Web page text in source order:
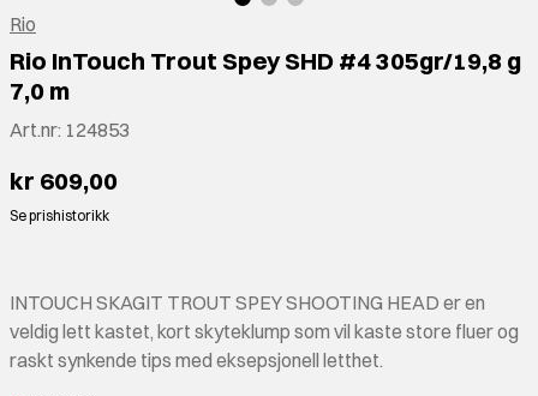
Rio
Rio InTouch Trout Spey SHD #4 305gr/19,8 g
7,0 m
Art.nr: 124853
kr 609,00
Se prishistorikk
INTOUCH SKAGIT TROUT SPEY SHOOTING HEAD er en
veldig lett kastet, kort skyteklump som vil kaste store fluer og
raskt synkende tips med eksepsjonell letthet.